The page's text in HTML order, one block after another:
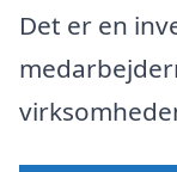
Det er en